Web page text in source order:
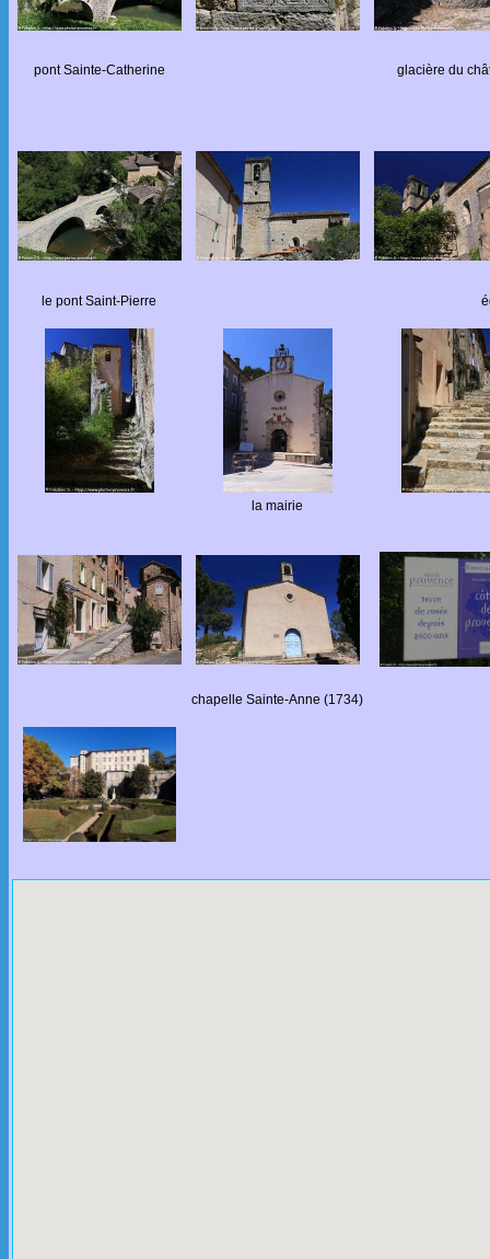
pont Sainte-Catherine glacière du
le pont Saint-Pierre
la mairie
chapelle Sainte-Anne (1734)